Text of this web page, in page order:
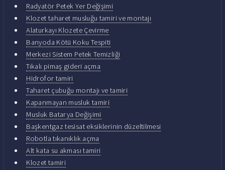
Radyatör Petek Yer Değişimi
Klozet taharet musluğu tamiri ve montajı
Alaturkayı Klozete Çevirme
Banyoda Kötü Koku Tespiti
Merkezi Sistem Petek Temizliği
Tıkalı pimaş gideri açma
Hidrofor tamiri
Taharet çubuğu montajı ve tamiri
Kapanmayan musluk tamiri
Musluk Batarya Değişimi
Başkentgaz tesisat eksiklerinin düzeltilmesi
Robotla tıkanıklık açma
Alt kata su akması tamiri
Klozet tamiri